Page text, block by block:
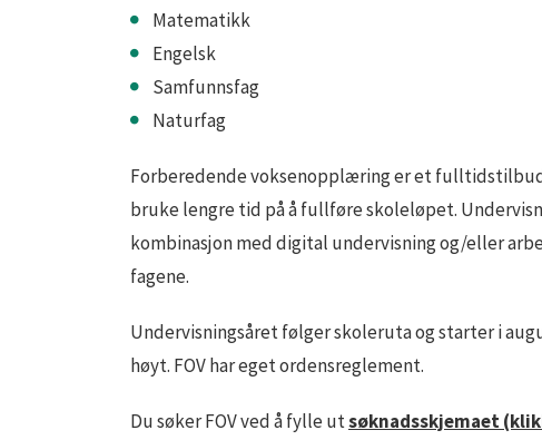
Matematikk
Engelsk
Samfunnsfag
Naturfag
Forberedende voksenopplæring er et fulltidstilbud
bruke lengre tid på å fullføre skoleløpet.
kombinasjon med digital undervisning og/eller
fagene.
Undervisningsåret følger skoleruta og starter i
høyt. FOV har eget ordensreglement.
Du søker FOV ved å fylle utsøknadsskjemaet